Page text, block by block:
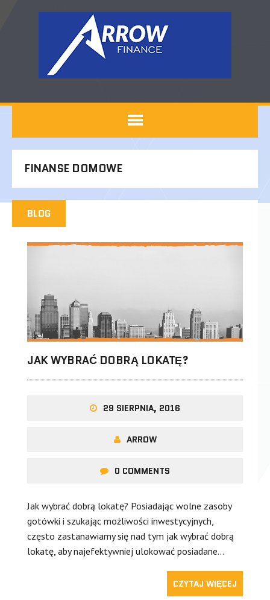
FINANSE DOMOWE
BLOG
JAK WYBRAĆ DOBRĄ LOKATĘ?
29 SIERPNIA, 2016
ARROW
0 COMMENTS
Jak wybrać dobrą lokatę? Posiadając wolne zasoby
gotówki i szukając możliwości inwestycyjnych,
często zastanawiamy się nad tym jak wybrać dobrą
lokatę, aby najefektywniej ulokować posiadane…
CZYTAJ WIĘCEJ